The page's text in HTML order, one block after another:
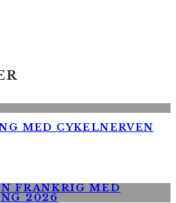
MED CYKELNERVEN